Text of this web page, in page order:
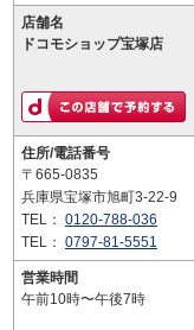
店舗名
ドコモショップ宝塚店
住所/電話番号
〒665-0835
兵庫県宝塚市旭町3-22-9
TEL： 0120-788-036
TEL： 0797-81-5551
営業時間
午前10時〜午後7時